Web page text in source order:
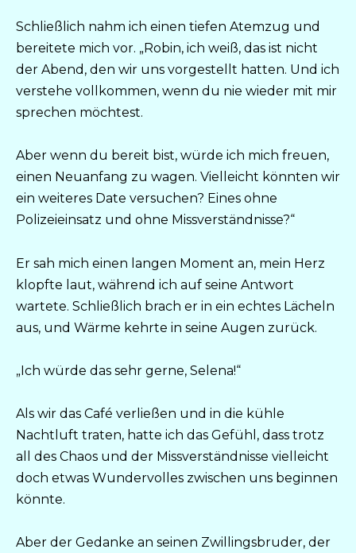
Schließlich nahm ich einen tiefen Atemzug und
bereitete mich vor. „Robin, ich weiß, das ist nicht
der Abend, den wir uns vorgestellt hatten. Und ich
verstehe vollkommen, wenn du nie wieder mit mir
sprechen möchtest.
Aber wenn du bereit bist, würde ich mich freuen,
einen Neuanfang zu wagen. Vielleicht könnten wir
ein weiteres Date versuchen? Eines ohne
Polizeieinsatz und ohne Missverständnisse?“
Er sah mich einen langen Moment an, mein Herz
klopfte laut, während ich auf seine Antwort
wartete. Schließlich brach er in ein echtes Lächeln
aus, und Wärme kehrte in seine Augen zurück.
„Ich würde das sehr gerne, Selena!“
Als wir das Café verließen und in die kühle
Nachtluft traten, hatte ich das Gefühl, dass trotz
all des Chaos und der Missverständnisse vielleicht
doch etwas Wundervolles zwischen uns beginnen
könnte.
Aber der Gedanke an seinen Zwillingsbruder, der